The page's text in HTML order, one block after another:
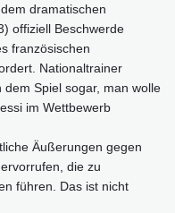
dramatischen
offiziell Beschwerde
französischen
Nationaltrainer
Spiel sogar, man wolle
im Wettbewerb
Äußerungen gegen
die zu
führen. Das ist nicht